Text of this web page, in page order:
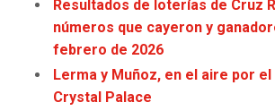
Resultados de loterías de Cruz
números que cayeron y
febrero de 2026
Lerma y Muñoz, en el aire por el
Crystal Palace